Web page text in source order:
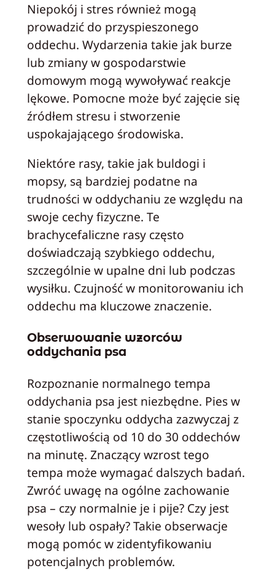
Niepokój i stres również mogą
prowadzić do przyspieszonego
oddechu. Wydarzenia takie jak burze
lub zmiany w gospodarstwie
domowym mogą wywoływać reakcje
lękowe. Pomocne może być zajęcie się
źródłem stresu i stworzenie
uspokajającego środowiska.
Niektóre rasy, takie jak buldogi i
mopsy, są bardziej podatne na
trudności w oddychaniu ze względu na
swoje cechy fizyczne. Te
brachycefaliczne rasy często
doświadczają szybkiego oddechu,
szczególnie w upalne dni lub podczas
wysiłku. Czujność w monitorowaniu ich
oddechu ma kluczowe znaczenie.
Obserwowanie wzorców
oddychania psa
Rozpoznanie normalnego tempa
oddychania psa jest niezbędne. Pies w
stanie spoczynku oddycha zazwyczaj z
częstotliwością od 10 do 30 oddechów
na minutę. Znaczący wzrost tego
tempa może wymagać dalszych badań.
Zwróć uwagę na ogólne zachowanie
psa – czy normalnie je i pije? Czy jest
wesoły lub ospały? Takie obserwacje
mogą pomóc w zidentyfikowaniu
potencjalnych problemów.